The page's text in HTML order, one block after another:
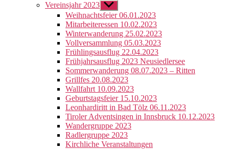
Vereinsjahr 2023 Untermenü
anzeigen
Weihnachtsfeier 06.01.2023
Mitarbeiteressen 10.02.2023
Winterwanderung 25.02.2023
Vollversammlung 05.03.2023
Frühlingsausflug 22.04.2023
Frühjahrsausflug 2023 Neusiedlersee
Sommerwanderung 08.07.2023 – Ritten
Grillfes 20.08.2023
Wallfahrt 10.09.2023
Geburtstagsfeier 15.10.2023
Leonhardiritt in Bad Tölz 06.11.2023
Tiroler Adventsingen in Innsbruck 10.12.2023
Wandergruppe 2023
Radlergruppe 2023
Kirchliche Veranstaltungen